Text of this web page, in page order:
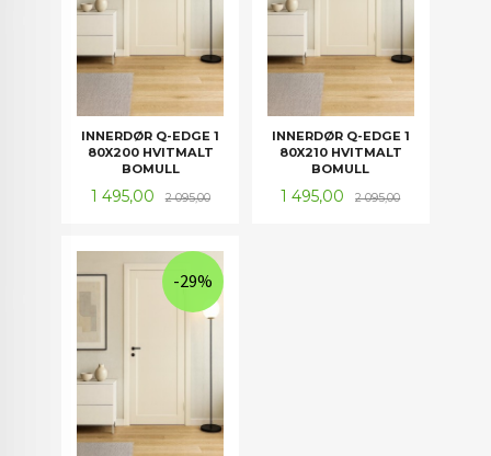
INNERDØR Q-EDGE 1
80X200 HVITMALT
BOMULL
Tilbud
1 495,00 2 095,00Rabatt
INNERDØR Q-EDGE 1
80X210 HVITMALT
BOMULL
Tilbud
1 495,00 2 095,00Rabatt
-29%